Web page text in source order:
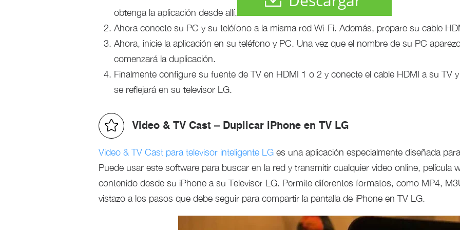
obtenga la aplicación desde allí.
Ahora conecte su PC y su teléfono a la misma red Wi-Fi. Además, prepare su cable
Ahora, inicie la aplicación en su teléfono y PC. Una vez que el nombre de su PC
comenzará la duplicación.
Finalmente configure su fuente de TV en HDMI 1 o 2 y conecte el cable HDMI a su TV
se reflejará en su televisor LG.
Video & TV Cast – Duplicar iPhone en TV LG
Video & TV Cast para televisor inteligente LG es una aplicación especialmente diseñada
Puede usar este software para buscar en la red y transmitir cualquier video online, película
contenido desde su iPhone a su Televisor LG. Permite diferentes formatos, como MP4,
vistazo a los pasos que debe seguir para compartir la pantalla de iPhone en TV LG.